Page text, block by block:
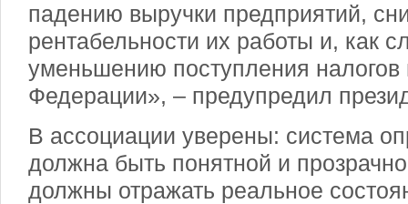
падению выручки предприятий,
рентабельности их работы и, как
уменьшению поступления
Федерации», – предупредил
В ассоциации уверены: система
должна быть понятной и
должны отражать реальное